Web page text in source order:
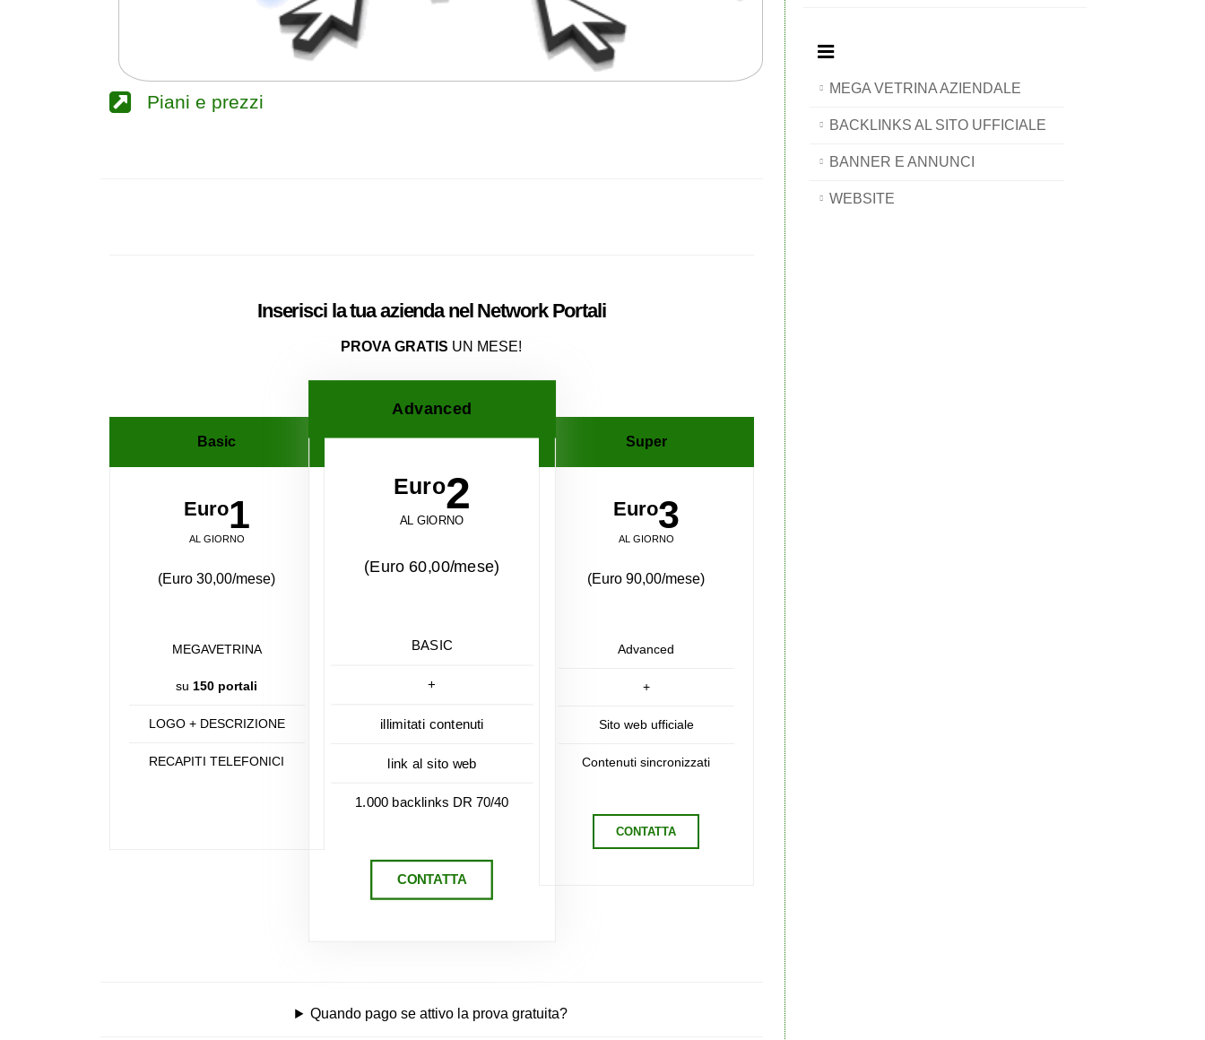
Piani e prezzi
Inserisci la tua azienda nel NetworkPortali
PROVA GRATIS UN MESE!
Basic
Euro1
AL GIORNO
(Euro 30,00/mese)
MEGAVETRINA
su150 portali
LOGO + DESCRIZIONE
RECAPITI TELEFONICI
Advanced
Euro2
AL GIORNO
(Euro 60,00/mese)
BASIC
+
illimitati contenuti
link al sito web
1.000 backlinks DR 70/40
CONTATTA
Super
Euro3
AL GIORNO
(Euro 90,00/mese)
Advanced
+
Sito web ufficiale
Contenuti sincronizzati
CONTATTA
Quando pago se attivo la prova gratuita?
MEGA VETRINA AZIENDALE
BACKLINKS AL SITO UFFICIALE
BANNER E ANNUNCI
WEBSITE